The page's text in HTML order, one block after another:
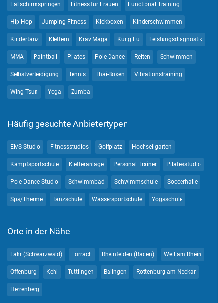
Fallschirmspringen Fitness für Frauen Functional Training
Hip Hop Jumping Fitness Kickboxen Kinderschwimmen
Kindertanz Klettern Krav Maga Kung Fu Leistungsdiagnostik
MMA Paintball Pilates Pole Dance Reiten Schwimmen
Selbstverteidigung Tennis Thai-Boxen Vibrationstraining
Wing Tsun Yoga Zumba
Häufig gesuchte Anbietertypen
EMS-Studio Fitnessstudios Golfplatz Hochseilgarten
Kampfsportschule Kletteranlage Personal Trainer Pilatesstudio
Pole Dance-Studio Schwimmbad Schwimmschule Soccerhalle
Spa/Therme Tanzschule Wassersportschule Yogaschule
Orte in der Nähe
Lahr (Schwarzwald) Lörrach Rheinfelden (Baden) Weil am Rhein
Offenburg Kehl Tuttlingen Balingen Rottenburg am Neckar
Herrenberg